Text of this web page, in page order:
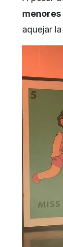
menores
aquejar